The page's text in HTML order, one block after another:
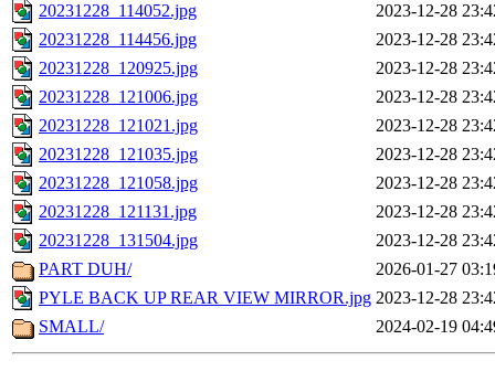
20231228_114052.jpg
2023-12-28
20231228_114456.jpg
2023-12-28
20231228_120925.jpg
2023-12-28
20231228_121006.jpg
2023-12-28
20231228_121021.jpg
2023-12-28
20231228_121035.jpg
2023-12-28
20231228_121058.jpg
2023-12-28
20231228_121131.jpg
2023-12-28
20231228_131504.jpg
2023-12-28
PART DUH/
2026-01-27
PYLE BACK UP REAR VIEW MIRROR.jpg 2023-12-28
SMALL/
2024-02-19